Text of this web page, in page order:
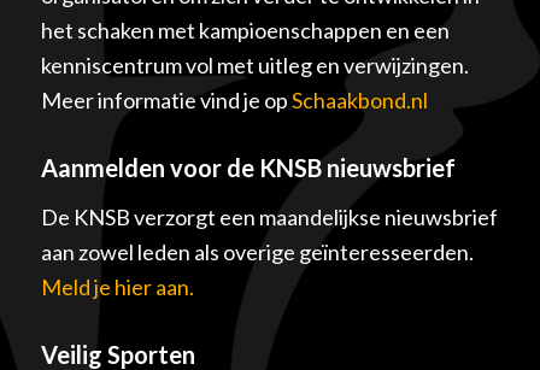
het schaken met kampioenschappen en een
kenniscentrum vol met uitleg en verwijzingen.
Meer informatie vind je opSchaakbond.nl
Aanmelden voor de KNSB nieuwsbrief
De KNSB verzorgt een maandelijkse nieuwsbrief
aan zowel leden als overige geïnteresseerden.
Meld je hier aan.
Veilig Sporten